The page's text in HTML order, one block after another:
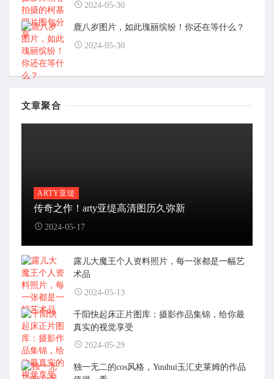
2024-05-30
鹿八岁图片，如此瑰丽缤纷！你还在等什么？
2024-05-30
文章聚合
ARTY亚缇
传奇之作！arty亚缇高清图历久弥新
2024-05-17
露儿大魔王个人资料照片，每一张都是一幅艺
术品
2024-05-13
千阳快起床正片图库：摄影作品集锦，给你最
真实的视觉享受
2024-05-29
独一无二的cos风格，Yuuhui玉汇史莱姆的作品